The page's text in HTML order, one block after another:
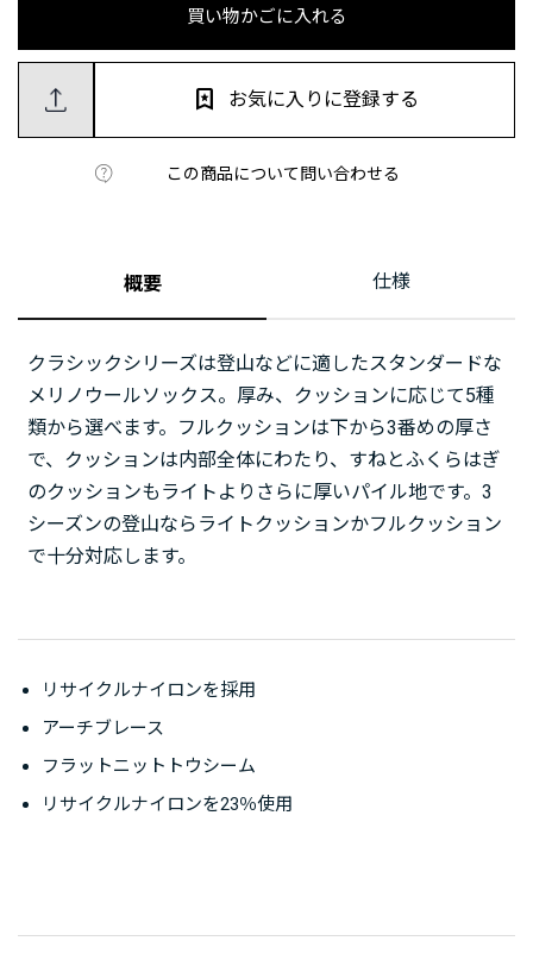
買い物かごに入れる
この商品について問い合わせる
お気に入りに登録する
概要 仕様
クラシックシリーズは登山などに適したスタンダードな
メリノウールソックス。厚み、クッションに応じて5種
類から選べます。フルクッションは下から3番めの厚さ
で、クッションは内部全体にわたり、すねとふくらはぎ
のクッションもライトよりさらに厚いパイル地です。3
シーズンの登山ならライトクッションかフルクッション
で十分対応します。
リサイクルナイロンを採用
アーチブレース
フラットニットトウシーム
リサイクルナイロンを23％使用